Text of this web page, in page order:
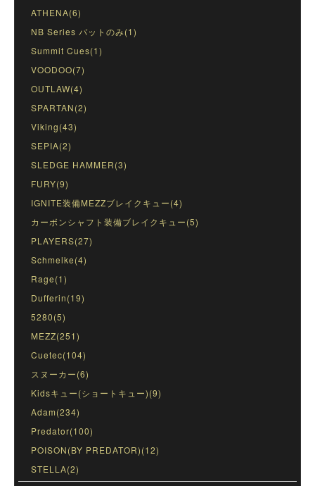
ATHENA(6)
NB Series バットのみ(1)
Summit Cues(1)
VOODOO(7)
OUTLAW(4)
SPARTAN(2)
Viking(43)
SEPIA(2)
SLEDGE HAMMER(3)
FURY(9)
IGNITE装備MEZZブレイクキュー(4)
カーボンシャフト装備ブレイクキュー(5)
PLAYERS(27)
Schmelke(4)
Rage(1)
Dufferin(19)
5280(5)
MEZZ(251)
Cuetec(104)
スヌーカー(6)
Kidsキュー(ショートキュー)(9)
Adam(234)
Predator(100)
POISON(BY PREDATOR)(12)
STELLA(2)